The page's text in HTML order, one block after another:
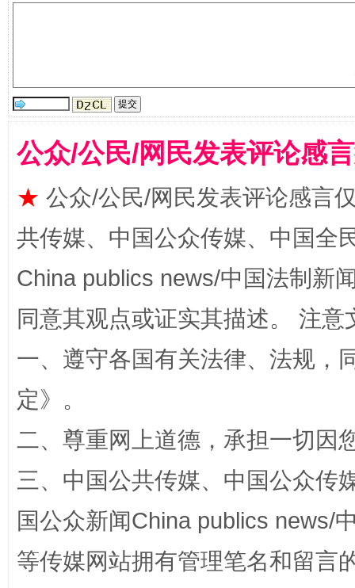
阿坝州三大球赛在茂县开幕 规模
公众/公民/网民发表评论感
★ 公众/公民/网民发表评论感言
共传媒、中国公众传媒、中国全
China publics news/中国法制新
同意其观点或证实其描述。 注
一、遵守各国有关法律、法规，
定》。
二、尊重网上道德，承担一切因
三、中国公共传媒、中国公众传
国公众新闻China publics news/
等传媒网站拥有管理笔名和留言